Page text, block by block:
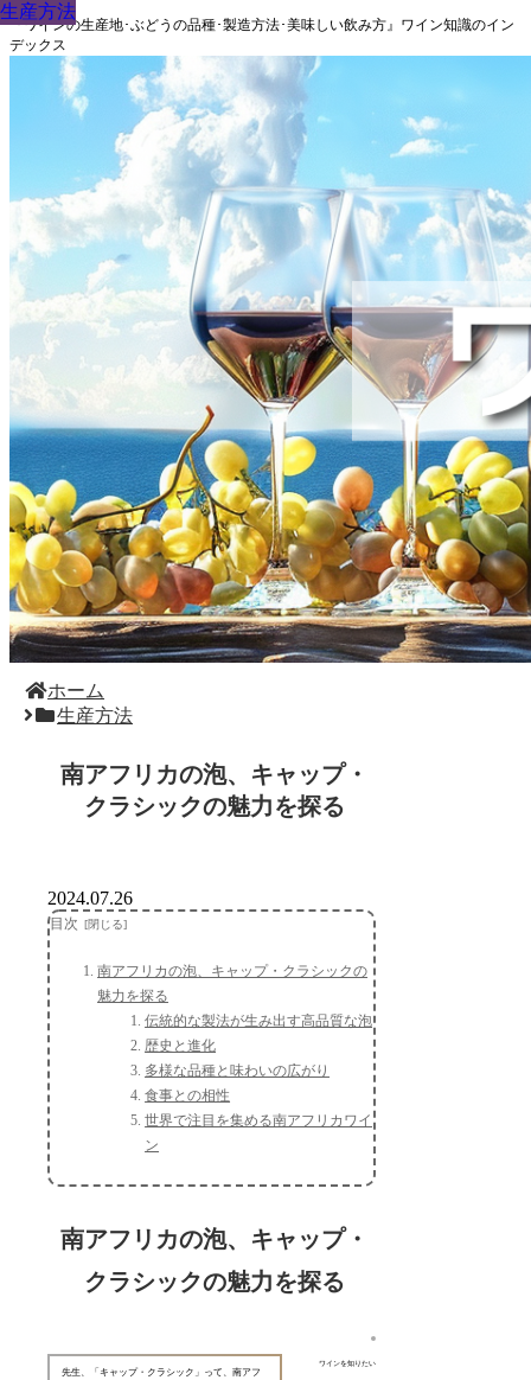
『ワインの生産地･ぶどうの品種･製造方法･美味しい飲み方』ワイン知識のイン
デックス
ホーム
生産方法
南アフリカの泡、キャップ・
クラシックの魅力を探る
生産方法
2024.07.26
目次
南アフリカの泡、キャップ・クラシックの
魅力を探る
伝統的な製法が生み出す高品質な泡
歴史と進化
多様な品種と味わいの広がり
食事との相性
世界で注目を集める南アフリカワイ
ン
南アフリカの泡、キャップ・
クラシックの魅力を探る
ワインを知りたい
先生、「キャップ・クラシック」って、南アフ
生産方法
生産方法
生産方法
生産方法
生産方法
生産方法
生産方法
生産方法